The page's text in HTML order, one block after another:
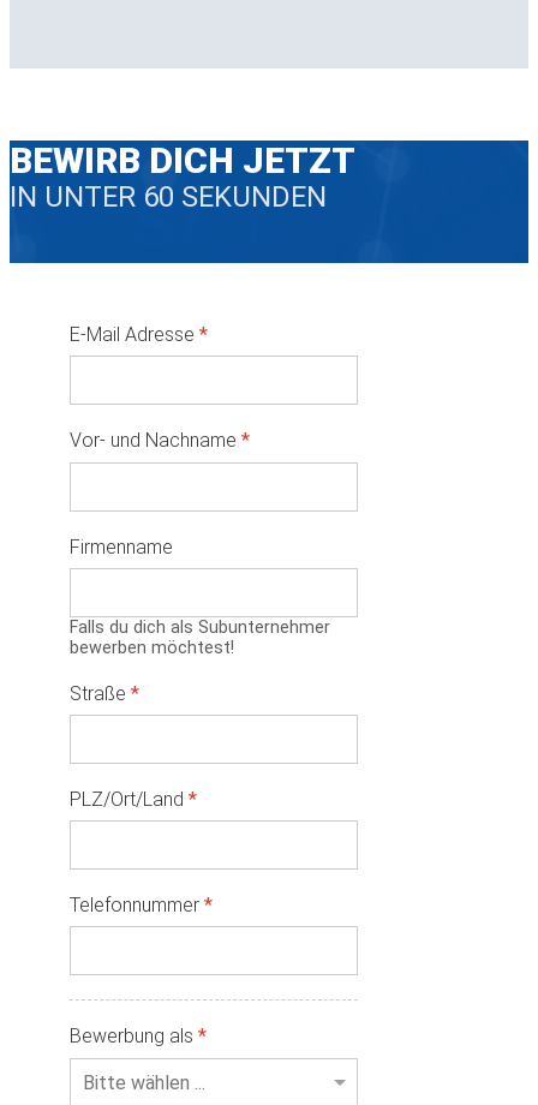
BEWIRB DICH JETZT
IN UNTER 60 SEKUNDEN
E-Mail Adresse *
Vor- und Nachname *
Firmenname
Falls du dich als Subunternehmer
bewerben möchtest!
Straße *
PLZ/Ort/Land *
Telefonnummer *
Bewerbung als *